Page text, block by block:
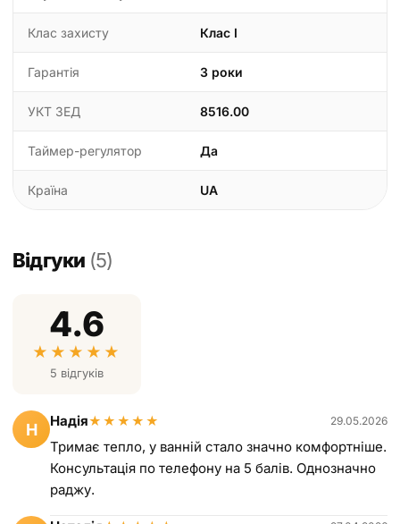
Клас захисту Клас I
Гарантія 3 роки
УКТ ЗЕД 8516.00
Таймер-регулятор Да
Країна UA
Відгуки (5)
4.6
★ ★ ★ ★ ★
5 відгуків
Н Надія★ ★ ★ ★ ★ 29.05.2026
Тримає тепло, у ванній стало значно комфортніше.
Консультація по телефону на 5 балів. Однозначно
раджу.